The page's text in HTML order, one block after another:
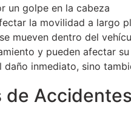
un golpe en la cabeza
la movilidad a largo
mueven dentro del
y pueden afectar
inmediato, sino
de